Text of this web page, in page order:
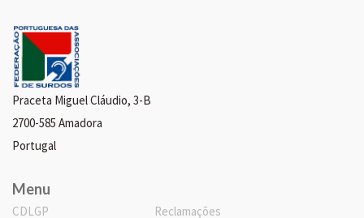
Praceta Miguel Cláudio, 3-B
2700-585 Amadora
Portugal
Menu
CDLGP
Reclamações